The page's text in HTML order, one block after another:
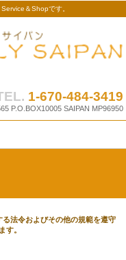
＆Shopです。
1-670-484-3419
P.O.BOX10005 SAIPAN MP96950
法令およびその他の規範を遵守
す。